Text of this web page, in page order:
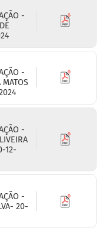
-
-
MATOS
-
12-
-
20-